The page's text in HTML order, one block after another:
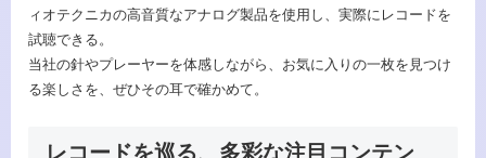
ィオテクニカの高音質なアナログ製品を使用し、実際にレコードを
試聴できる。
当社の針やプレーヤーを体感しながら、お気に入りの一枚を見つけ
る楽しさを、ぜひその耳で確かめて。
レコードを巡る、多彩な注目コンテン